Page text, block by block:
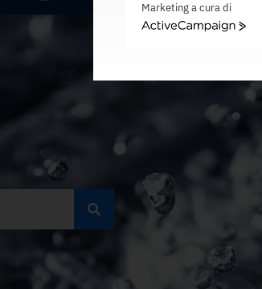
Marketing a cura di
ActiveCampaign